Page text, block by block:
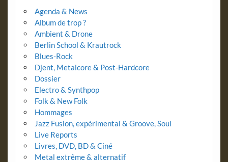
Agenda & News
Album de trop ?
Ambient & Drone
Berlin School & Krautrock
Blues-Rock
Djent, Metalcore & Post-Hardcore
Dossier
Electro & Synthpop
Folk & New Folk
Hommages
Jazz Fusion, expérimental & Groove, Soul
Live Reports
Livres, DVD, BD & Ciné
Metal extrême & alternatif